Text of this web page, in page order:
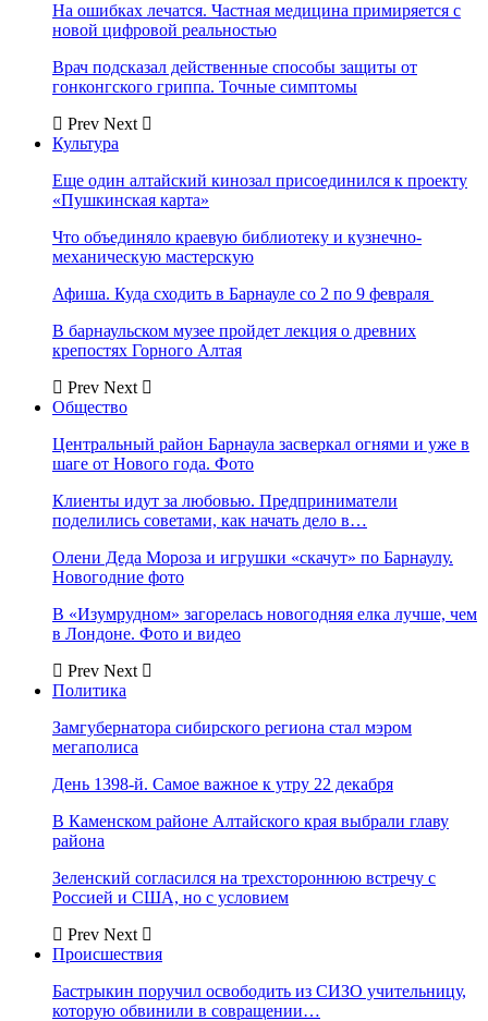
На ошибках лечатся. Частная медицина примиряется с
новой цифровой реальностью
Врач подсказал действенные способы защиты от
гонконгского гриппа. Точные симптомы
Prev Next
Культура
Еще один алтайский кинозал присоединился к проекту
«Пушкинская карта»
Что объединяло краевую библиотеку и кузнечно-
механическую мастерскую
Афиша. Куда сходить в Барнауле со 2 по 9 февраля
В барнаульском музее пройдет лекция о древних
крепостях Горного Алтая
Prev Next
Общество
Центральный район Барнаула засверкал огнями и уже в
шаге от Нового года. Фото
Клиенты идут за любовью. Предприниматели
поделились советами, как начать дело в…
Олени Деда Мороза и игрушки «скачут» по Барнаулу.
Новогодние фото
В «Изумрудном» загорелась новогодняя елка лучше, чем
в Лондоне. Фото и видео
Prev Next
Политика
Замгубернатора сибирского региона стал мэром
мегаполиса
День 1398-й. Самое важное к утру 22 декабря
В Каменском районе Алтайского края выбрали главу
района
Зеленский согласился на трехстороннюю встречу с
Россией и США, но с условием
Prev Next
Происшествия
Бастрыкин поручил освободить из СИЗО учительницу,
которую обвинили в совращении…